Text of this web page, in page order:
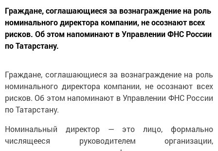
Граждане, соглашающиеся за вознаграждение на роль
номинального директора компании, не осознают всех
рисков. Об этом напоминают в Управлении ФНС России
по Татарстану.
Граждане, соглашающиеся за вознаграждение на роль
номинального директора компании, не осознают всех
рисков. Об этом напоминают в Управлении ФНС России
по Татарстану.
Номинальный директор — это лицо, формально
числящееся руководителем организации,